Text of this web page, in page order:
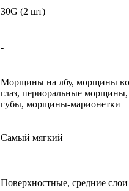
30G (2 шт)
-
Морщины на лбу, морщины
глаз, периоральные
губы, морщины-марионетки
Самый мягкий
Поверхностные, средние